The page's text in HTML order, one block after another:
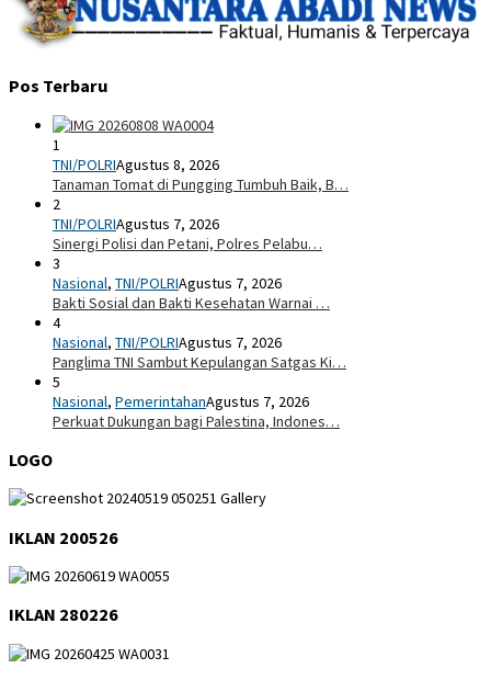
Pos Terbaru
1
TNI/POLRIAgustus 8, 2026
Tanaman Tomat di Pungging Tumbuh Baik, B…
2
TNI/POLRIAgustus 7, 2026
Sinergi Polisi dan Petani, Polres Pelabu…
3
Nasional, TNI/POLRIAgustus 7, 2026
Bakti Sosial dan Bakti Kesehatan Warnai …
4
Nasional, TNI/POLRIAgustus 7, 2026
Panglima TNI Sambut Kepulangan Satgas Ki…
5
Nasional, PemerintahanAgustus 7, 2026
Perkuat Dukungan bagi Palestina, Indones…
LOGO
IKLAN 200526
IKLAN 280226